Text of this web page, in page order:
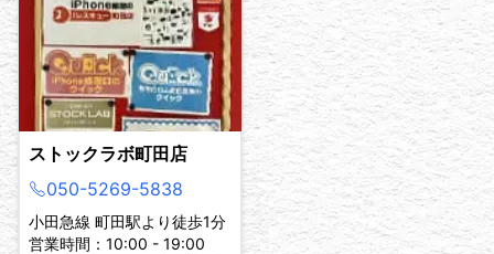
ストックラボ町田店
050-5269-5838
小田急線 町田駅より徒歩1分
営業時間：10:00 - 19:00